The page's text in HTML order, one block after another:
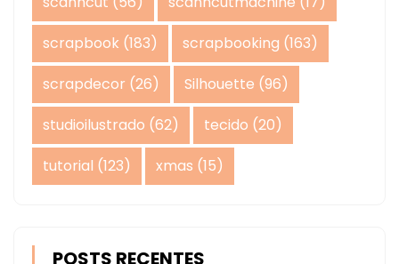
scrapbook (183) scrapbooking (163)
scrapdecor (26) Silhouette (96)
studioilustrado (62) tecido (20)
tutorial (123) xmas (15)
POSTS RECENTES